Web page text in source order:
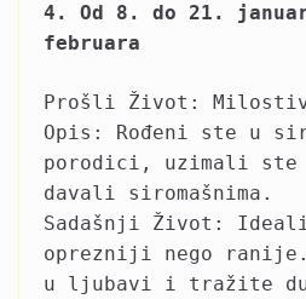
4. Od 8. do 21.
februara
Prošli Život:
Opis: Rođeni ste u
porodici, uzimali ste
davali siromašnima.
Sadašnji Život:
oprezniji nego
u ljubavi i tražite